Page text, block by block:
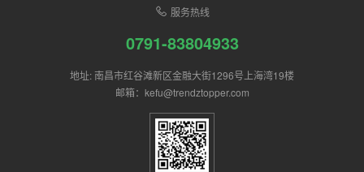
服务热线
0791-83804933
地址: 南昌市红谷滩新区金融大街1296号上海湾19楼
邮箱：kefu@trendztopper.com